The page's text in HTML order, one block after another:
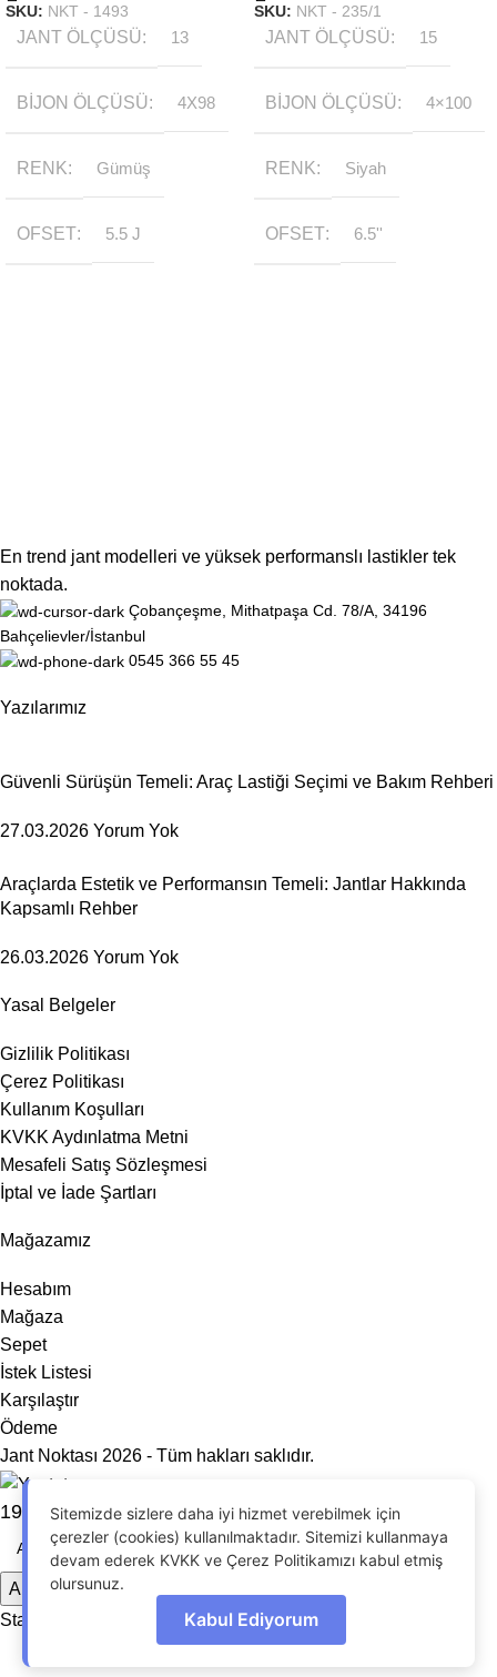
SKU: NKT - 1493
JANT ÖLÇÜSÜ 13
BIJON ÖLÇÜSÜ 4X98
RENK Gümüş
OFSET 5.5 J
SKU: NKT - 235/1
JANT ÖLÇÜSÜ 15
BIJON ÖLÇÜSÜ 4×100
RENK Siyah
OFSET 6.5''
En trend jant modelleri ve yüksek performanslı lastikler tek
noktada.
Çobançeşme, Mithatpaşa Cd. 78/A, 34196
Bahçelievler/İstanbul
0545 366 55 45
Yazılarımız
Güvenli Sürüşün Temeli: Araç Lastiği Seçimi ve Bakım Rehberi
27.03.2026 Yorum Yok
Araçlarda Estetik ve Performansın Temeli: Jantlar Hakkında
Kapsamlı Rehber
26.03.2026 Yorum Yok
Yasal Belgeler
Gizlilik Politikası
Çerez Politikası
Kullanım Koşulları
KVKK Aydınlatma Metni
Mesafeli Satış Sözleşmesi
İptal ve İade Şartları
Mağazamız
Hesabım
Mağaza
Sepet
İstek Listesi
Karşılaştır
Ödeme
Jant Noktası 2026 - Tüm hakları saklıdır.
Arama
Start typing to see products you are looking for.
19′ 5X112 AUDI RS JANT MODELİ
OdrinDigitaltarafından geliştirildi.
Sitemizde sizlere daha iyi hizmet verebilmek için
çerezler (cookies) kullanılmaktadır. Sitemizi kullanmaya
devam ederek KVKK ve Çerez Politikamızı kabul etmiş
olursunuz.
Kabul Ediyorum